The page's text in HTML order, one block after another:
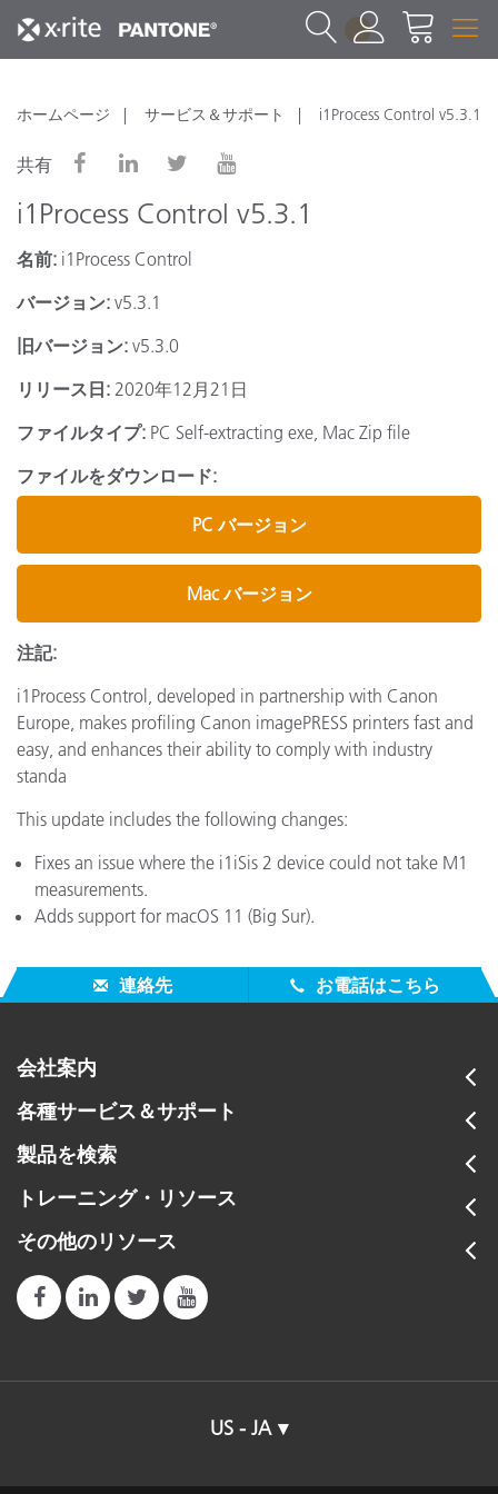
1
ホームページ サービス＆サポート i1Process Control v5.3.1
共有
i1Process Control v5.3.1
名前: i1Process Control
バージョン: v5.3.1
旧バージョン: v5.3.0
リリース日: 2020年12月21日
ファイルタイプ: PC Self-extracting exe, Mac Zip file
ファイルをダウンロード:
PC バージョン
Mac バージョン
注記:
i1Process Control, developed in partnership with Canon
Europe, makes profiling Canon imagePRESS printers fast and
easy, and enhances their ability to comply with industry
standa
This update includes the following changes:
Fixes an issue where the i1iSis 2 device could not take M1
measurements.
Adds support for macOS 11 (Big Sur).
連絡先 お電話はこちら
会社案内
各種サービス＆サポート
製品を検索
トレーニング・リソース
その他のリソース
US - JA